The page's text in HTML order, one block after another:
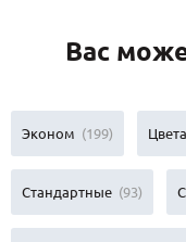
Вас
Эконом (199)
Стандартные (93)